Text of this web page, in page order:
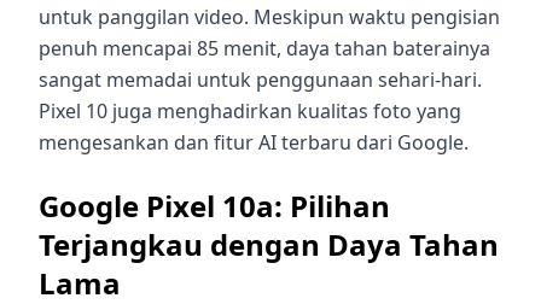
untuk panggilan video. Meskipun waktu pengisian
penuh mencapai 85 menit, daya tahan baterainya
sangat memadai untuk penggunaan sehari-hari.
Pixel 10 juga menghadirkan kualitas foto yang
mengesankan dan fitur AI terbaru dari Google.
Google Pixel 10a: Pilihan
Terjangkau dengan Daya Tahan
Lama